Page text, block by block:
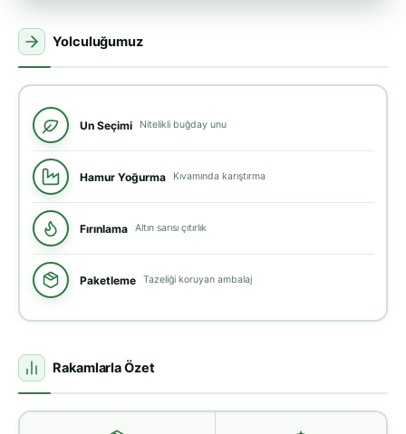
Yolculuğumuz
Un Seçimi Nitelikli buğday unu
Hamur Yoğurma Kıvamında karıştırma
Fırınlama Altın sarısı çıtırlık
Paketleme Tazeliği koruyan ambalaj
Rakamlarla Özet